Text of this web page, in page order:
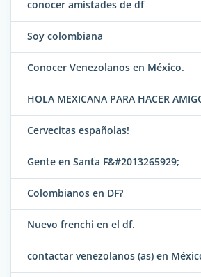
conocer amistades de df
Soy colombiana
Conocer Venezolanos en México.
HOLA MEXICANA PARA HACER
Cervecitas españolas!
Gente en Santa F&#2013265929;
Colombianos en DF?
Nuevo frenchi en el df.
contactar venezolanos (as) en